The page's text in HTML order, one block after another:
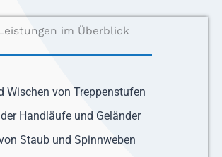
im Überblick
Wischen von Treppenstufen
Handläufe und Geländer
Staub und Spinnweben